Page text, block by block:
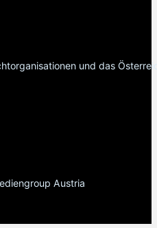
und das
Austria